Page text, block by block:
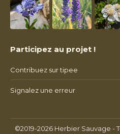
Participez au projet !
Contribuez sur tipee
Signalez une erreur
©2019-2026 Herbier Sauvage -